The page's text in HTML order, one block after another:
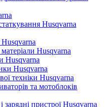
Husqvarna
Husqvarna
Husqvarna
Husqvarna
Husqvarna
техніки Husqvarna
та мотоблоків
зарядні пристрої Husqvarna